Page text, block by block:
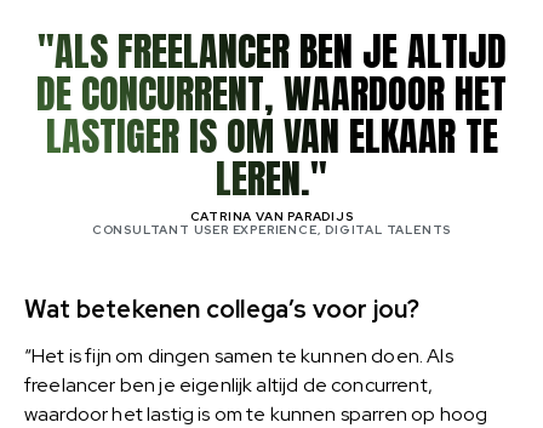
"ALS FREELANCER BEN JE ALTIJD
DE CONCURRENT, WAARDOOR HET
LASTIGER IS OM VAN ELKAAR TE
LEREN."
CATRINA VAN PARADIJS
CONSULTANT USER EXPERIENCE, DIGITAL TALENTS
Wat betekenen collega’s voor jou?
“Het is fijn om dingen samen te kunnen doen. Als
freelancer ben je eigenlijk altijd de concurrent,
waardoor het lastig is om te kunnen sparren op hoog